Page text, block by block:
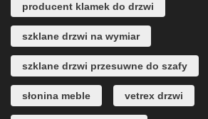
producent klamek do drzwi
szklane drzwi na wymiar
szklane drzwi przesuwne do szafy
słonina meble vetrex drzwi